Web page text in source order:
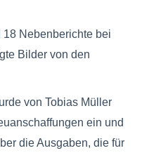
18 Nebenberichte bei
Bilder von den
von Tobias Müller
ein und
die Ausgaben, die für